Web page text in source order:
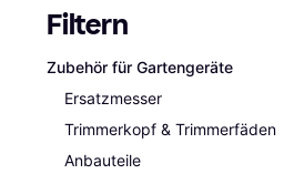
Filtern
Zubehör für Gartengeräte
Ersatzmesser
Trimmerkopf & Trimmerfäden
Anbauteile